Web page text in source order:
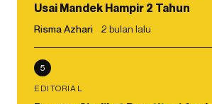
Usai Mandek Hampir 2 Tahun
Risma Azhari 2 bulan lalu
5
EDITORIAL